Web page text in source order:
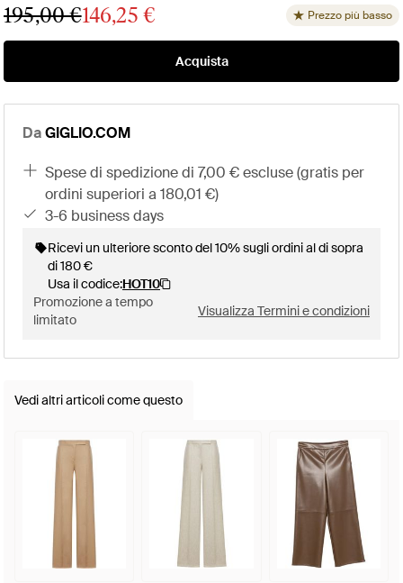
195,00 €146,25 € Prezzo più basso
Acquista
DaGIGLIO.COM
spese di spedizione di 7,00 € escluse (gratis per
ordini superiori a 180,01 €)
3-6 business days
Ricevi un ulteriore sconto del 10% sugli ordini al di sopra
di 180 €
Usa il codice:HOT10
Promozione a tempo
limitato
Visualizza Termini e condizioni
Vedi altri articoli come questo